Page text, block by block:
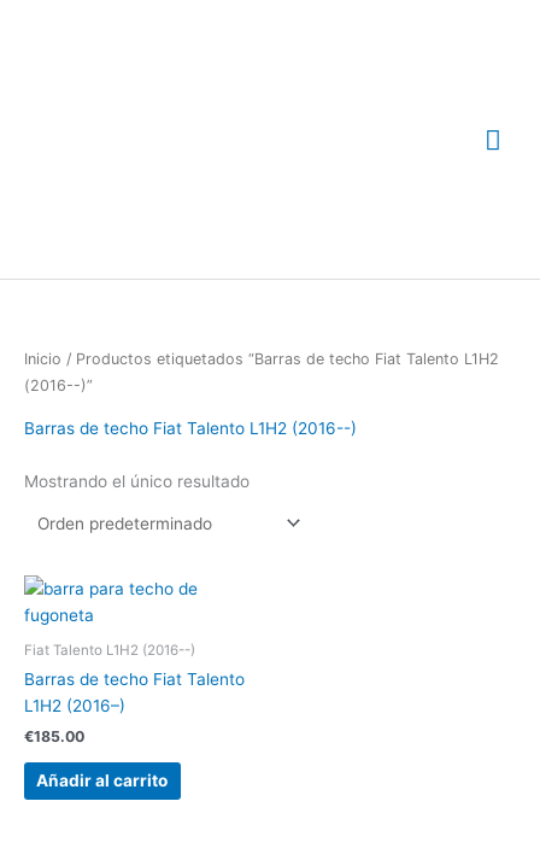
Inicio / Productos etiquetados “Barras de techo Fiat Talento L1H2
(2016--)”
Barras de techo Fiat Talento L1H2 (2016--)
Mostrando el único resultado
Fiat Talento L1H2 (2016--)
Barras de techo Fiat Talento
L1H2 (2016–)
€185.00
Añadir al carrito